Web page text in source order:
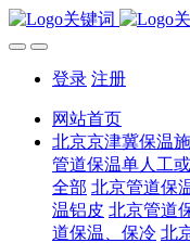
登录 注册
网站首页
北京京津冀保温
管道保温单人工
全部 北京管道保
温铝皮 北京管道
道保温、保冷 北